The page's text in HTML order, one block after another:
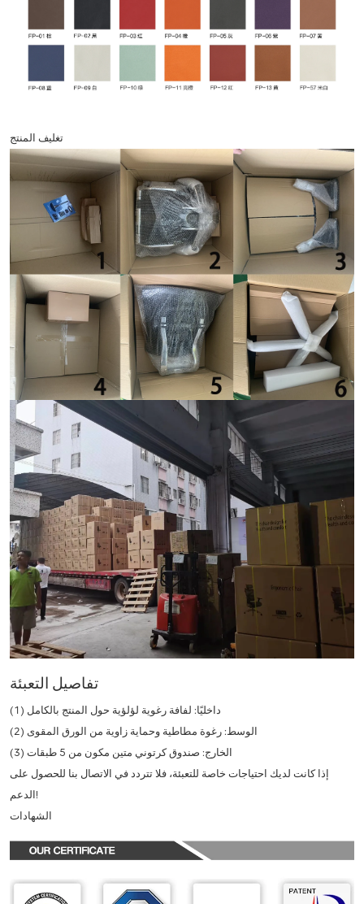
تغليف المنتج
تفاصيل التعبئة
(1) داخليًا: لفافة رغوية لؤلؤية حول المنتج بالكامل
(2) الوسط: رغوة مطاطية وحماية زاوية من الورق المقوى
(3) الخارج: صندوق كرتوني متين مكون من 5 طبقات
إذا كانت لديك احتياجات خاصة للتعبئة، فلا تتردد في الاتصال بنا للحصول على
الدعم!
الشهادات